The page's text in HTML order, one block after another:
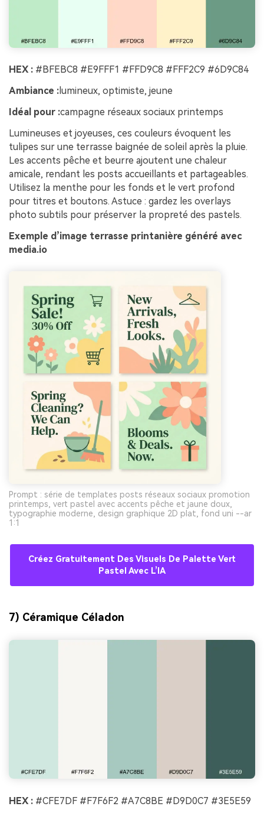
HEX : #BFEBC8 #E9FFF1 #FFD9C8 #FFF2C9 #6D9C84
Ambiance : lumineux, optimiste, jeune
Idéal pour :campagne réseaux sociaux printemps
Lumineuses et joyeuses, ces couleurs évoquent les
tulipes sur une terrasse baignée de soleil après la pluie.
Les accents pêche et beurre ajoutent une chaleur
amicale, rendant les posts accueillants et partageables.
Utilisez la menthe pour les fonds et le vert profond
pour titres et boutons. Astuce : gardez les overlays
photo subtils pour préserver la propreté des pastels.
Exemple d’image terrasse printanière généré avec
media.io
Prompt : série de templates posts réseaux sociaux promotion
printemps, vert pastel avec accents pêche et jaune doux,
typographie moderne, design graphique 2D plat, fond uni --ar
1:1
Créez Gratuitement Des Visuels De Palette Vert
Pastel Avec L’IA
7) Céramique Céladon
HEX : #CFE7DF #F7F6F2 #A7C8BE #D9D0C7 #3E5E59